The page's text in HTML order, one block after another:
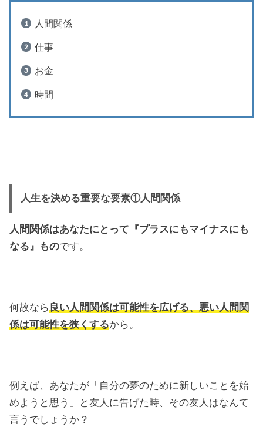
人間関係
仕事
お金
時間
人生を決める重要な要素①人間関係
人間関係はあなたにとって『プラスにもマイナスにも
なる』ものです。
何故なら良い人間関係は可能性を広げる、悪い人間関
係は可能性を狭くするから。
例えば、あなたが「自分の夢のために新しいことを始
めようと思う」と友人に告げた時、その友人はなんて
言うでしょうか？